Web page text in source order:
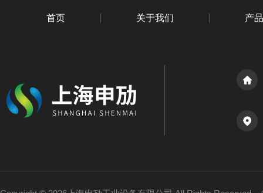
首页 关于我们 产